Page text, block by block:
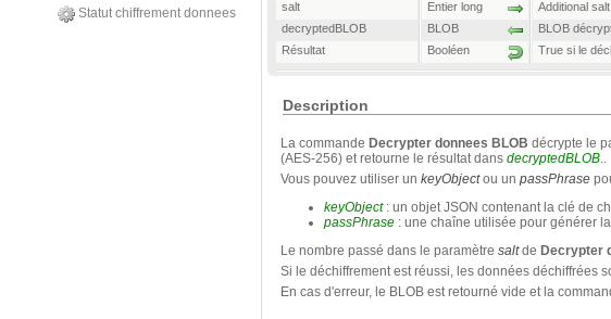
Statut chiffrement donnees
salt
Entier long
Additional
decryptedBLOB
BLOB
BLOB
Résultat
Booléen True si le
Description
La commande Decrypter donnees BLOB décrypte le
(AES-256) et retourne le résultat dans decryptedBLOB..
Vous pouvez utiliser un keyObjectou un passPhrase
keyObject : un objet JSON contenant la clé de
passPhrase : une chaîne utilisée pour générer
Le nombre passé dans le paramètre saltde Decrypter
Si le déchiffrement est réussi, les données déchiffrées
En cas d'erreur, le BLOB est retourné vide et la